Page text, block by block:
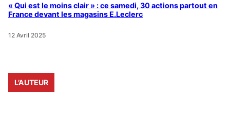
« Qui est le moins clair » : ce samedi, 30 actions partout en
France devant les magasins E.Leclerc
12 Avril 2025
L’AUTEUR